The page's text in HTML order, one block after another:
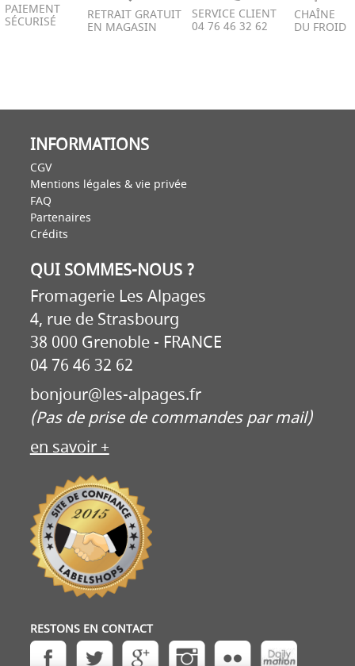
PAIEMENT
SÉCURISÉ RETRAIT GRATUIT
EN MAGASIN
SERVICE CLIENT
04 76 46 32 62
CHAÎNE
DU FROID
INFORMATIONS
CGV
Mentions légales & vie privée
FAQ
Partenaires
Crédits
QUI SOMMES-NOUS ?
Fromagerie Les Alpages
4, rue de Strasbourg
38 000 Grenoble - FRANCE
04 76 46 32 62
bonjour@les-alpages.fr
(Pas de prise de commandes par mail)
en savoir +
RESTONS EN CONTACT